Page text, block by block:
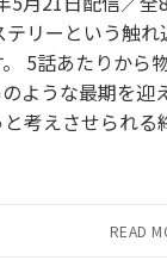
リーという触
5話あたりか
ような最期を
考えさせられ